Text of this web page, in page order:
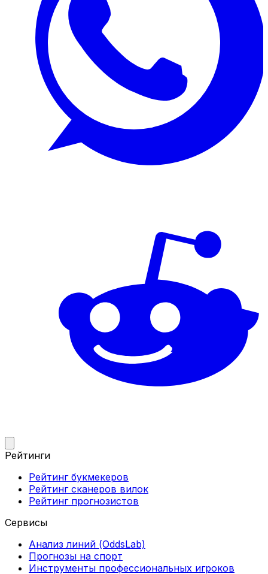
Рейтинги
Рейтинг букмекеров
Рейтинг сканеров вилок
Рейтинг прогнозистов
Сервисы
Анализ линий (OddsLab)
Прогнозы на спорт
Инструменты профессиональных игроков